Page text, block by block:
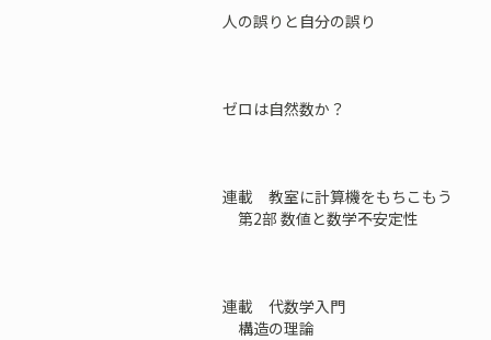
人の誤りと自分の誤り
ゼロは自然数か？
連載 教室に計算機をもちこもう
第2部 数値と数学――不安定性
連載 代数学入門
構造の理論